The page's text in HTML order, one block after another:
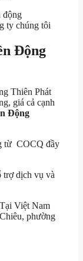
động
ty chúng tôi
Động
Thiên Phát
giá cả cạnh
Động
từ COCQ đầy
trợ dịch vụ và
Tại Việt Nam
phường